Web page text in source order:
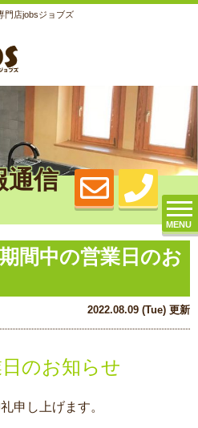
門店jobsジョブズ
MENU
通信
間中の営業日のお
2022.08.09 (Tue) 更新
のお知らせ
申し上げます。